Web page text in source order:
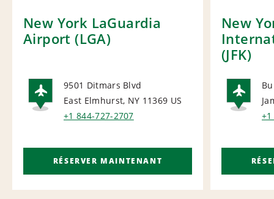
New York LaGuardia
Airport (LGA)
AIRPORT
9501 Ditmars Blvd
East Elmhurst, NY 11369 US
+1 844-727-2707
RÉSERVER MAINTENANT
New
(JFK)